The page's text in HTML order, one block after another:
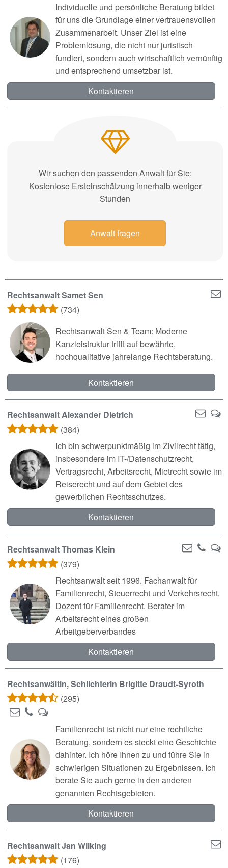
Individuelle und persönliche Beratung bildet
für uns die Grundlage einer vertrauensvollen
Zusammenarbeit. Unser Ziel ist eine
Problemlösung, die nicht nur juristisch
fundiert, sondern auch wirtschaftlich vernünftig
und entsprechend umsetzbar ist.
Kontaktieren
Wir suchen den passenden Anwalt für Sie:
Kostenlose Ersteinschätzung innerhalb weniger
Stunden
Anwalt fragen
Rechtsanwalt Samet Sen
(734)
Rechtsanwalt Sen & Team: Moderne
Kanzleistruktur trifft auf bewährte,
hochqualitative jahrelange Rechtsberatung.
Kontaktieren
Rechtsanwalt Alexander Dietrich
(384)
Ich bin schwerpunktmäßig im Zivilrecht tätig,
insbesondere im IT-/Datenschutzrecht,
Vertragsrecht, Arbeitsrecht, Mietrecht sowie im
Reiserecht und auf dem Gebiet des
gewerblichen Rechtsschutzes.
Kontaktieren
Rechtsanwalt Thomas Klein
(379)
Rechtsanwalt seit 1996. Fachanwalt für
Familienrecht, Steuerrecht und Verkehrsrecht.
Dozent für Familienrecht. Berater im
Arbeitsrecht eines großen
Arbeitgeberverbandes
Kontaktieren
Rechtsanwältin, Schlichterin Brigitte Draudt-Syroth
(295)
Familienrecht ist nicht nur eine rechtliche
Beratung, sondern es steckt eine Geschichte
dahinter. Ich höre Ihnen zu und führe Sie in
schwierigen Situationen zu Ergebnissen. Ich
berate Sie auch gerne in den anderen
genannten Rechtsgebieten.
Kontaktieren
Rechtsanwalt Jan Wilking
(176)